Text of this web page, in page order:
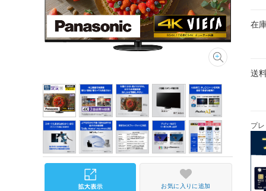
在
送
プ
お気に入りに追加